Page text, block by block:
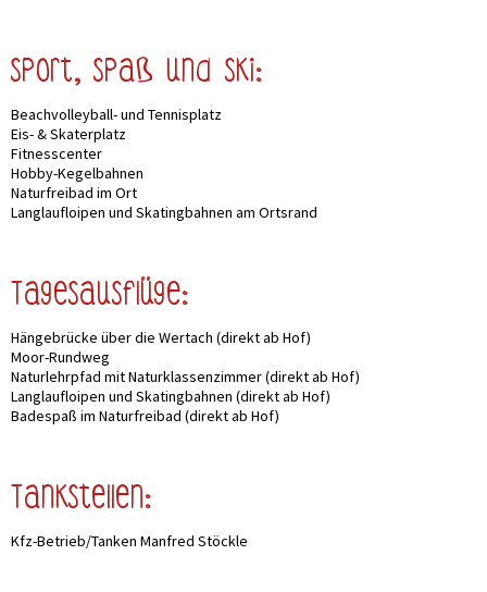
Sport, Spaß und Ski:
Beachvolleyball- und Tennisplatz
Eis- & Skaterplatz
Fitnesscenter
Hobby-Kegelbahnen
Naturfreibad im Ort
Langlaufloipen und Skatingbahnen am Ortsrand
Tagesausflüge:
Hängebrücke über die Wertach (direkt ab Hof)
Moor-Rundweg
Naturlehrpfad mit Naturklassenzimmer (direkt ab Hof)
Langlaufloipen und Skatingbahnen (direkt ab Hof)
Badespaß im Naturfreibad (direkt ab Hof)
Tankstellen:
Kfz-Betrieb/Tanken Manfred Stöckle